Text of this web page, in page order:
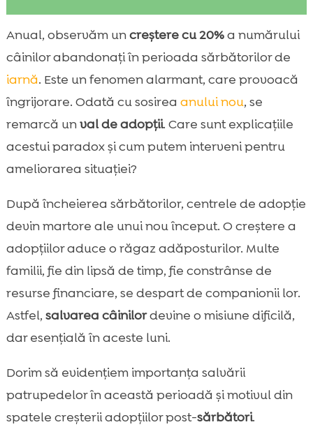
 Importanța salvării câinilor în timpul
sărbătorilor
 Motivele abandonului câinilor în timpul
De ce crește numărul adopțiilor după
sărbători?
Rolul adăposturilor de animale în procesul
de adopție
Val de adopții după sărbătoarea câinilor
Prevenirea abandonului câinilor după
sărbători
 CricksyDog – Alimentația ideală pentru
câinii adoptați
 Formule hipoalergenice CricksyDog
 Hrana umedă Ely de la CricksyDog
Denty
 Adaptarea câinilor adoptați într-un nou
mediu
Anual, observăm uncreștere cu 20%a numărului
câinilor abandonați în perioada sărbătorilor de
iarnă. Este un fenomen alarmant, care provoacă
îngrijorare. Odată cu sosirea anului nou, se
remarcă unval de adopții. Care sunt explicațiile
acestui paradox și cum putem interveni pentru
ameliorarea situației?
După încheierea sărbătorilor, centrele de adopție
devin martore ale unui nou început. O creștere a
adopțiilor aduce o răgaz adăposturilor. Multe
familii, fie din lipsă de timp, fie constrânse de
resurse financiare, se despart de companionii lor.
Astfel, salvarea câinilordevine o misiune dificilă,
dar esențială în aceste luni.
Dorim să evidențiem importanța salvării
patrupedelor în această perioadă și motivul din
spatele creșterii adopțiilor post-sărbători.